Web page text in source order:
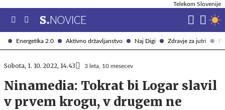
Energetika 2.0 Aktivno državljanstvo Naj Digi Zdravje za jutri
Telekom Slovenije
Sobota, 1. 10. 2022, 14.43 3 leta, 10 mesecev
Ninamedia: Tokrat bi Logar slavil
v prvem krogu, v drugem ne